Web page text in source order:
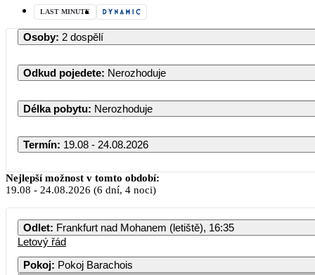
LAST MINUTE
Osoby: 2 dospělí
Odkud pojedete: Nerozhoduje
Délka pobytu: Nerozhoduje
Termín: 19.08 - 24.08.2026
Nejlepší možnost v tomto období:
19.08 - 24.08.2026 (6 dní, 4 noci)
Odlet: Frankfurt nad Mohanem (letiště), 16:35
Letový řád
Pokoj: Pokoj Barachois